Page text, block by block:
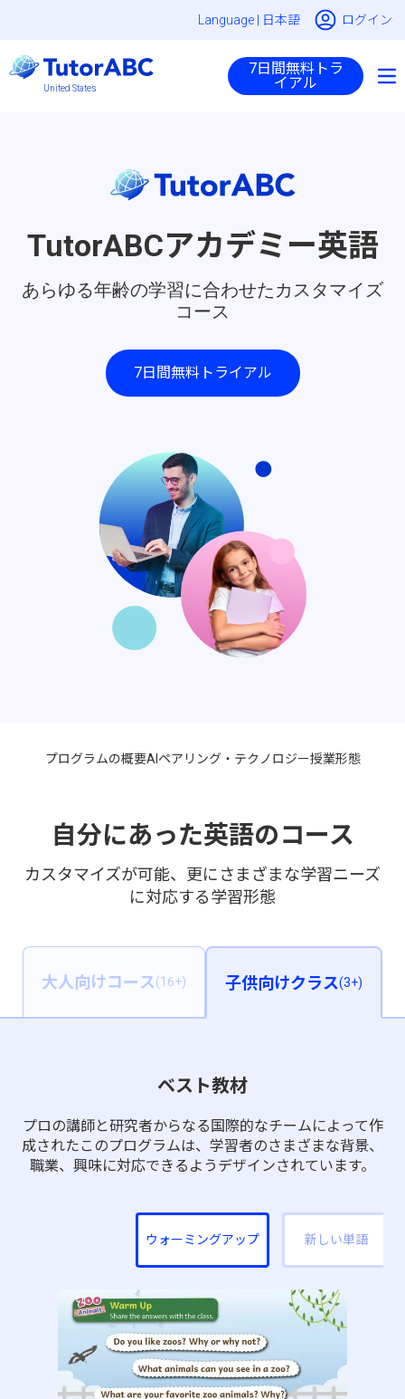
Language | 日本語 ログイン
United States
7日間無料トラ
イアル
TutorABCアカデミー英語
あらゆる年齢の学習に合わせたカスタマイズ
コース
7日間無料トライアル
プログラムの概要AIペアリング・テクノロジー授業形態
自分にあった英語のコース
カスタマイズが可能、更にさまざまな学習ニーズ
に対応する学習形態
大人向けコース(16+) 子供向けクラス(3+)
ベスト教材
プロの講師と研究者からなる国際的なチームによって作
成されたこのプログラムは、学習者のさまざまな背景、
職業、興味に対応できるようデザインされています。
ウォーミングアップ 新しい単語